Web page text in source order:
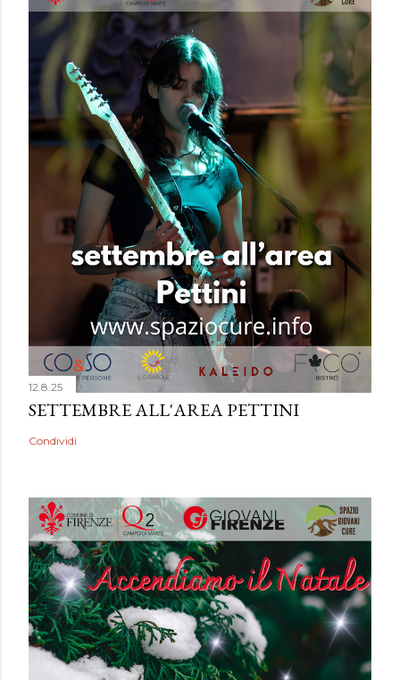
12.8.25
SETTEMBRE ALL'AREA PETTINI
Condividi